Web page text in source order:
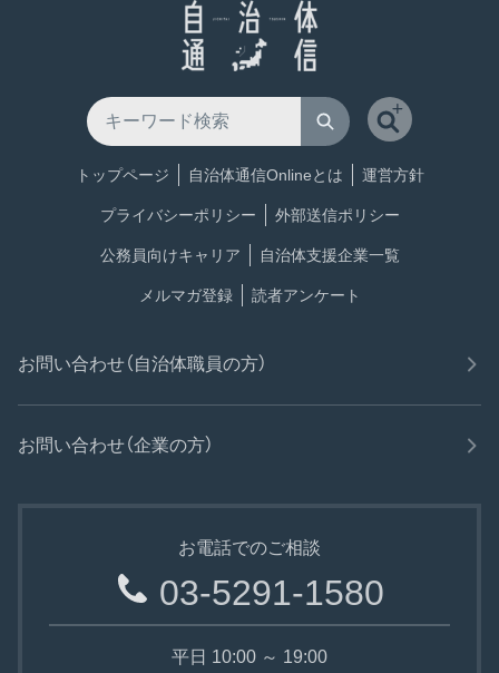
トップページ 自治体通信Onlineとは 運営方針
プライバシーポリシー 外部送信ポリシー
公務員向けキャリア 自治体支援企業一覧
メルマガ登録 読者アンケート
お問い合わせ（自治体職員の方）
お問い合わせ（企業の方）
お電話でのご相談
03-5291-1580
平日 10:00 ～ 19:00